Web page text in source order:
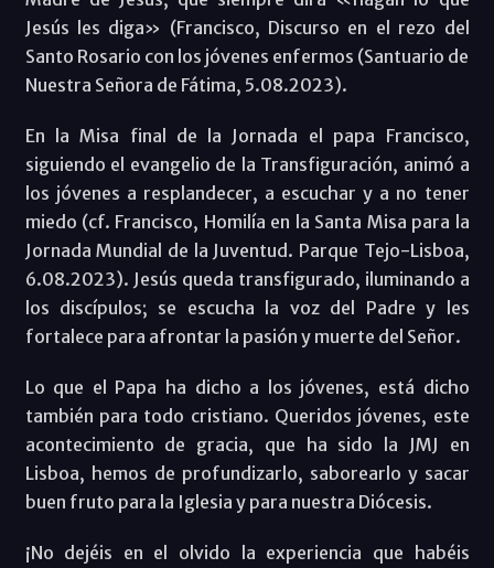
Jesús les diga» (Francisco, Discurso en el rezo del
Santo Rosario con los jóvenes enfermos (Santuario de
Nuestra Señora de Fátima, 5.08.2023).
En la Misa final de la Jornada el papa Francisco,
siguiendo el evangelio de la Transfiguración, animó a
los jóvenes a resplandecer, a escuchar y a no tener
miedo (cf. Francisco, Homilía en la Santa Misa para la
Jornada Mundial de la Juventud. Parque Tejo-Lisboa,
6.08.2023). Jesús queda transfigurado, iluminando a
los discípulos; se escucha la voz del Padre y les
fortalece para afrontar la pasión y muerte del Señor.
Lo que el Papa ha dicho a los jóvenes, está dicho
también para todo cristiano. Queridos jóvenes, este
acontecimiento de gracia, que ha sido la JMJ en
Lisboa, hemos de profundizarlo, saborearlo y sacar
buen fruto para la Iglesia y para nuestra Diócesis.
¡No dejéis en el olvido la experiencia que habéis